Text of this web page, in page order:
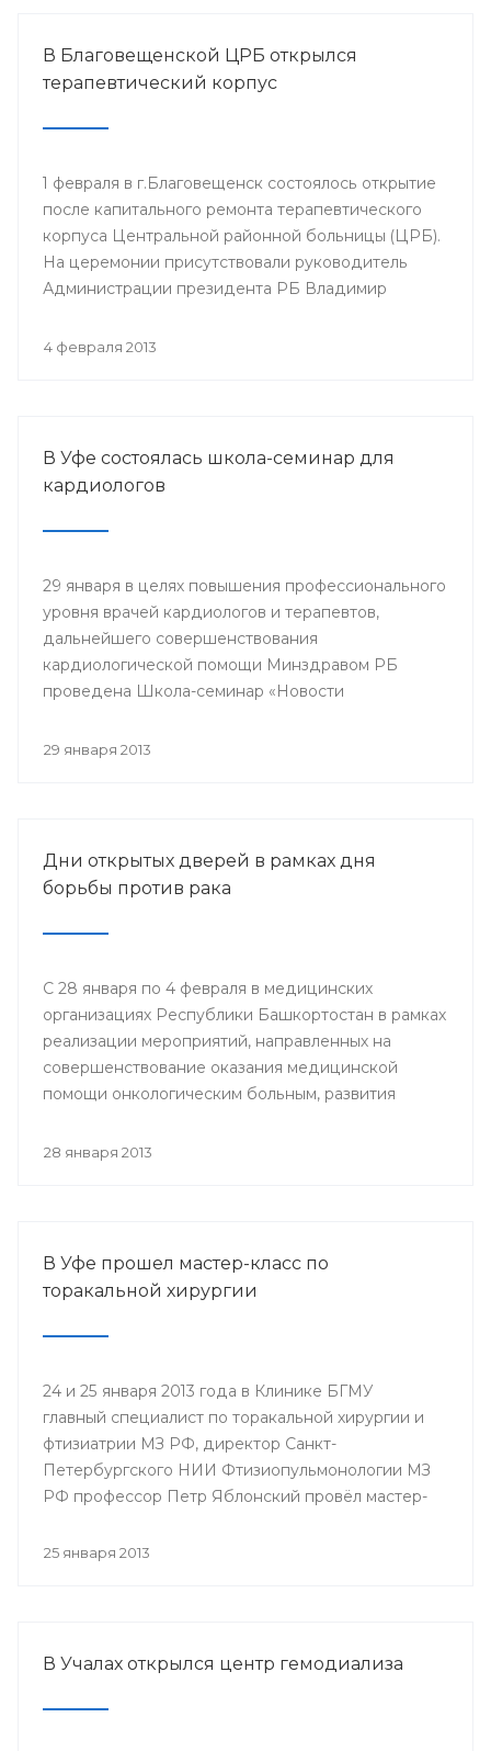
В Благовещенской ЦРБ открылся
терапевтический корпус
1 февраля в г.Благовещенск состоялось открытие
после капитального ремонта терапевтического
корпуса Центральной районной больницы (ЦРБ).
На церемонии присутствовали руководитель
Администрации президента РБ Владимир
Шебаев, глава администрации МР
4 февраля 2013
В Уфе состоялась школа-семинар для
кардиологов
29 января в целях повышения профессионального
уровня врачей кардиологов и терапевтов,
дальнейшего совершенствования
кардиологической помощи Минздравом РБ
проведена Школа-семинар «Новости
29 января 2013
Дни открытых дверей в рамках дня
борьбы против рака
С 28 января по 4 февраля в медицинских
организациях Республики Башкортостан в рамках
реализации мероприятий, направленных на
совершенствование оказания медицинской
помощи онкологическим больным, развития
поддержки инициативы «Международного союза
28 января 2013
В Уфе прошел мастер-класс по
торакальной хирургии
24 и 25 января 2013 года в Клинике БГМУ
главный специалист по торакальной хирургии и
фтизиатрии МЗ РФ, директор Санкт-
Петербургского НИИ Фтизиопульмонологии МЗ
РФ профессор Петр Яблонский провёл мастер-
доступы в торакальной хирургии». С новыми
ординаторы, интерны и студенты старших
25 января 2013
В Учалах открылся центр гемодиализа